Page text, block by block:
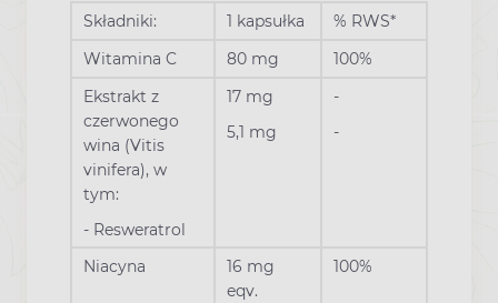
Składniki: 1 kapsułka
% RWS*
Witamina C
80 mg
100%
Ekstrakt z
czerwonego
wina (Vitis
vinifera), w
tym:
- Resweratrol
17 mg
5,1 mg
-
-
Niacyna
16 mg
eqv.
100%